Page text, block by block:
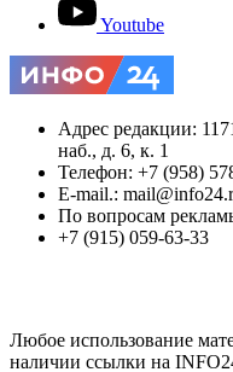
Youtube
Адрес редакции:
наб., д. 6, к. 1
Телефон: +7 (958)
E-mail.:
По вопросам
+7 (915) 059-63-33
Любое использование
наличии ссылки на